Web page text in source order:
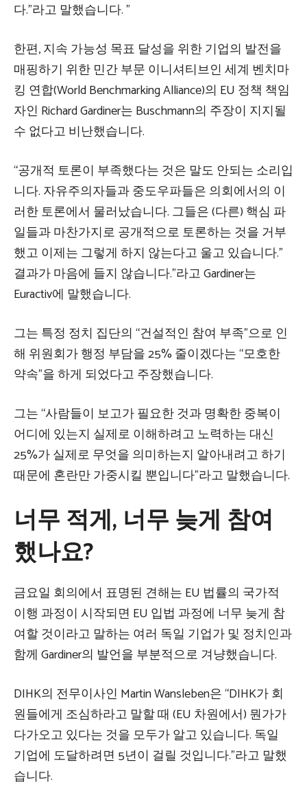
다.”라고 말했습니다. ”
한편, 지속 가능성 목표 달성을 위한 기업의 발전을
매핑하기 위한 민간 부문 이니셔티브인 세계 벤치마
킹 연합(World Benchmarking Alliance)의 EU 정책 책임
자인 Richard Gardiner는 Buschmann의 주장이 지지될
수 없다고 비난했습니다.
“공개적 토론이 부족했다는 것은 말도 안되는 소리입
니다. 자유주의자들과 중도우파들은 의회에서의 이
러한 토론에서 물러났습니다. 그들은 (다른) 핵심 파
일들과 마찬가지로 공개적으로 토론하는 것을 거부
했고 이제는 그렇게 하지 않는다고 울고 있습니다.”
결과가 마음에 들지 않습니다.”라고 Gardiner는
Euractiv에 말했습니다.
그는 특정 정치 집단의 “건설적인 참여 부족”으로 인
해 위원회가 행정 부담을 25% 줄이겠다는 “모호한
약속”을 하게 되었다고 주장했습니다.
그는 “사람들이 보고가 필요한 것과 명확한 중복이
어디에 있는지 실제로 이해하려고 노력하는 대신
25%가 실제로 무엇을 의미하는지 알아내려고 하기
때문에 혼란만 가중시킬 뿐입니다”라고 말했습니다.
너무 적게, 너무 늦게 참여
했나요?
금요일 회의에서 표명된 견해는 EU 법률의 국가적
이행 과정이 시작되면 EU 입법 과정에 너무 늦게 참
여할 것이라고 말하는 여러 독일 기업가 및 정치인과
함께 Gardiner의 발언을 부분적으로 겨냥했습니다.
DIHK의 전무이사인 Martin Wansleben은 “DIHK가 회
원들에게 조심하라고 말할 때 (EU 차원에서) 뭔가가
다가오고 있다는 것을 모두가 알고 있습니다. 독일
기업에 도달하려면 5년이 걸릴 것입니다.”라고 말했
습니다.